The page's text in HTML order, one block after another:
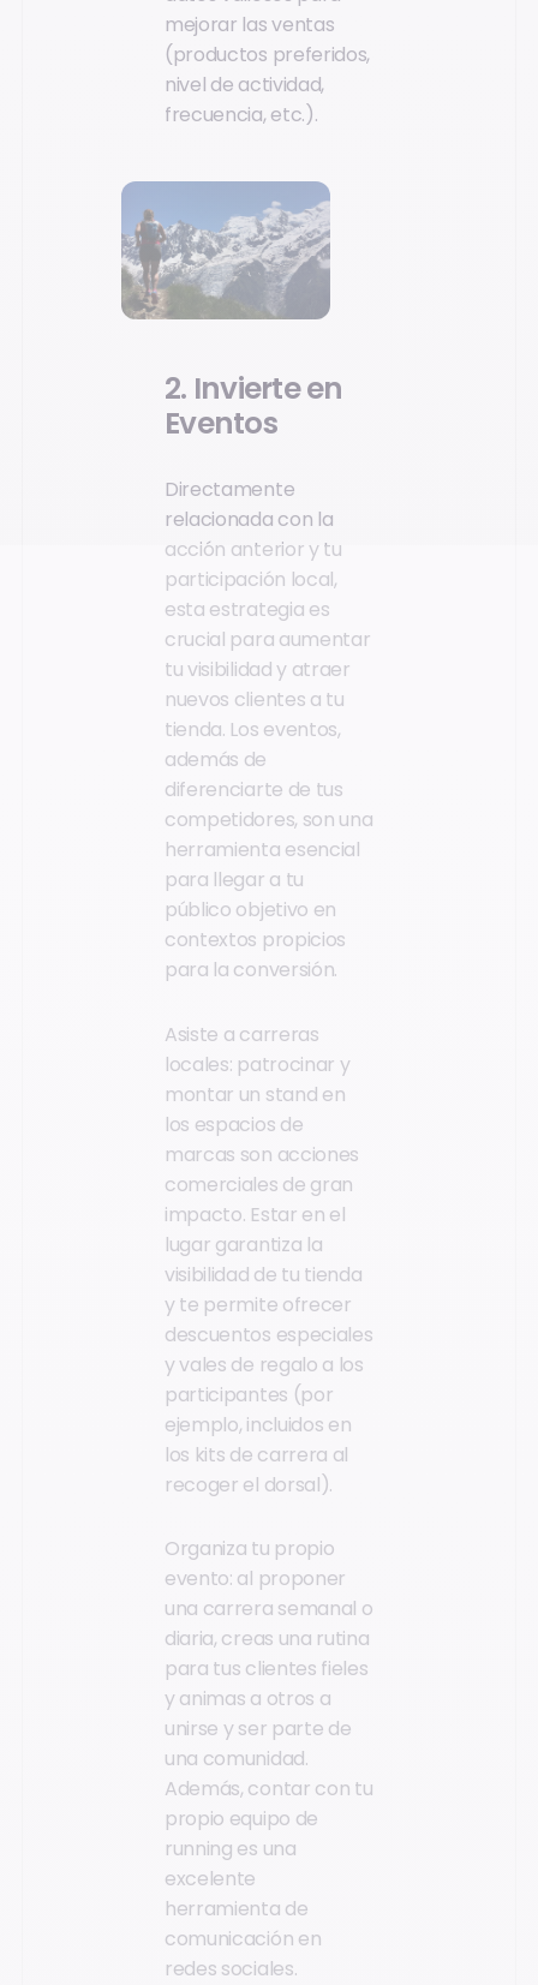
mejorar las ventas
(productos preferidos,
nivel de actividad,
frecuencia, etc.).
2. Invierte en
Eventos
Directamente
relacionada con la
acción anterior y tu
participación local,
esta estrategia es
crucial para aumentar
tu visibilidad y atraer
nuevos clientes a tu
tienda. Los eventos,
además de
diferenciarte de tus
competidores, son una
herramienta esencial
para llegar a tu
público objetivo en
contextos propicios
para la conversión.
Asiste a carreras
locales: patrocinar y
montar un stand en
los espacios de
marcas son acciones
comerciales de gran
impacto. Estar en el
lugar garantiza la
visibilidad de tu tienda
y te permite ofrecer
descuentos especiales
y vales de regalo a los
participantes (por
ejemplo, incluidos en
los kits de carrera al
recoger el dorsal).
Organiza tu propio
evento: al proponer
una carrera semanal o
diaria, creas una rutina
para tus clientes fieles
y animas a otros a
unirse y ser parte de
una comunidad.
Además, contar con tu
propio equipo de
running es una
excelente
herramienta de
comunicación en
redes sociales.